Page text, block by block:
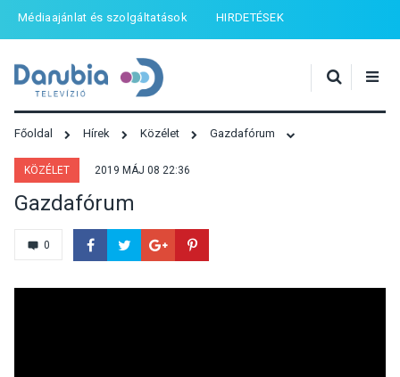
Médiaajánlat és szolgáltatások HIRDETÉSEK
Főoldal Hírek Közélet Gazdafórum
KÖZÉLET 2019 MÁJ 08 22:36
Gazdafórum
0